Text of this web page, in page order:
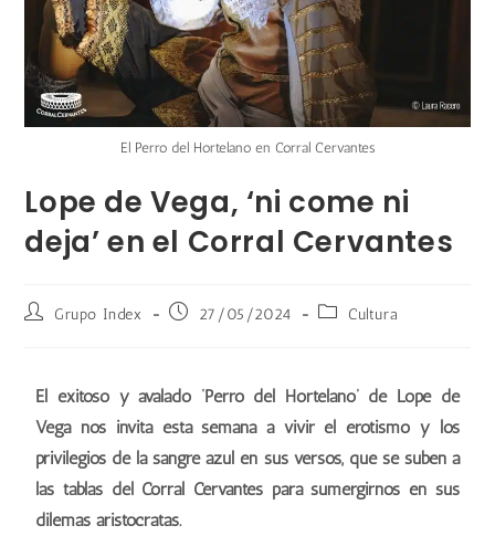
El Perro del Hortelano en Corral Cervantes
Lope de Vega, ‘ni come ni
deja’ en el Corral Cervantes
Grupo Index 27/05/2024 Cultura
El exitoso y avalado ‘Perro del Hortelano’ de Lope de
Vega nos invita esta semana a vivir el erotismo y los
privilegios de la sangre azul en sus versos, que se suben a
las tablas del Corral Cervantes para sumergirnos en sus
dilemas aristócratas.